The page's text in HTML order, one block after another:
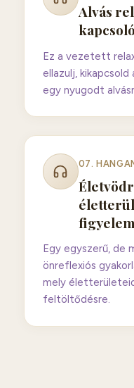
Alvás
Ez a vezetett
ellazulj,
egy nyugodt
07.
Egy egyszerű, de
önreflexiós
mely
feltöltődésre.